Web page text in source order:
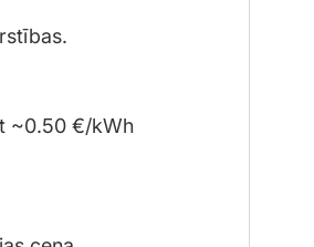
~0.50 €/kWh